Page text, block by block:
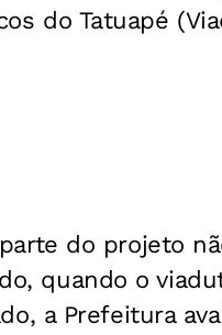
do Tatuapé
do projeto
quando o
a Prefeitura